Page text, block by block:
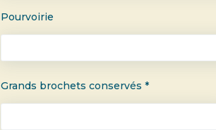
Pourvoirie
Grands brochets conservés *